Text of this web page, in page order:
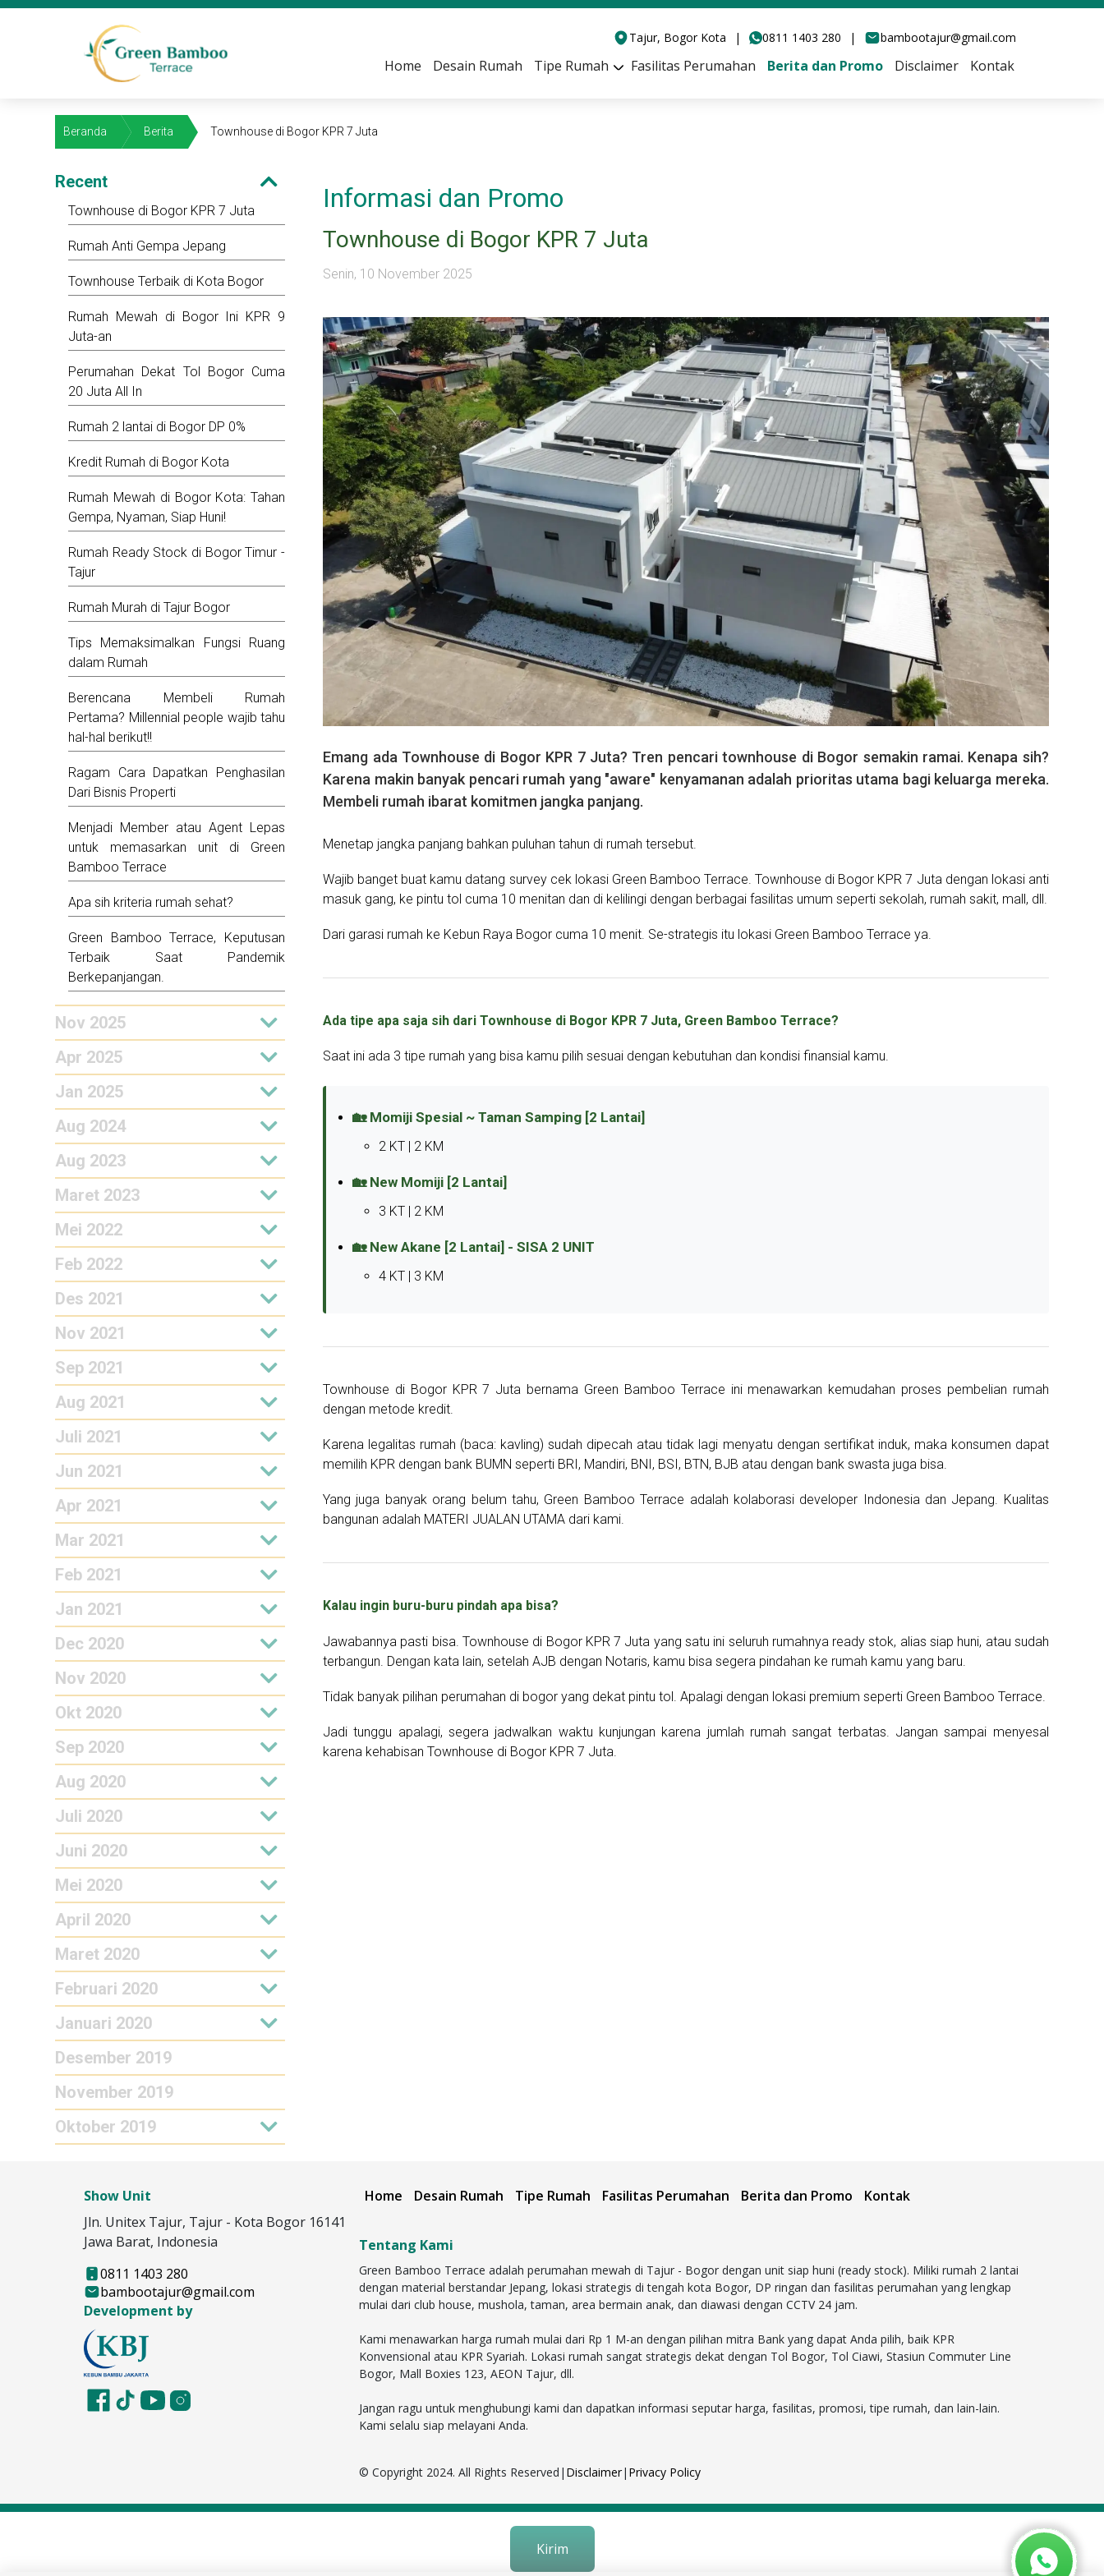
Tajur, Bogor Kota | 0811 1403 280 | bambootajur@gmail.com
Home Desain Rumah Tipe Rumah Fasilitas Perumahan Berita dan Promo Disclaimer Kontak
Beranda Berita Townhouse di Bogor KPR 7 Juta
Recent
Townhouse di Bogor KPR 7 Juta
Rumah Anti Gempa Jepang
Townhouse Terbaik di Kota Bogor
Rumah Mewah di Bogor Ini KPR 9
Juta-an
Perumahan Dekat Tol Bogor Cuma
20 Juta All In
Rumah 2 lantai di Bogor DP 0%
Kredit Rumah di Bogor Kota
Rumah Mewah di Bogor Kota: Tahan
Gempa, Nyaman, Siap Huni!
Rumah Ready Stock di Bogor Timur -
Tajur
Rumah Murah di Tajur Bogor
Tips Memaksimalkan Fungsi Ruang
dalam Rumah
Berencana Membeli Rumah
Pertama? Millennial people wajib tahu
hal-hal berikut!!
Ragam Cara Dapatkan Penghasilan
Dari Bisnis Properti
Menjadi Member atau Agent Lepas
untuk memasarkan unit di Green
Bamboo Terrace
Apa sih kriteria rumah sehat?
Green Bamboo Terrace, Keputusan
Terbaik Saat Pandemik
Berkepanjangan.
Nov 2025
Apr 2025
Jan 2025
Aug 2024
Aug 2023
Maret 2023
Mei 2022
Feb 2022
Des 2021
Nov 2021
Sep 2021
Aug 2021
Juli 2021
Jun 2021
Apr 2021
Mar 2021
Feb 2021
Jan 2021
Dec 2020
Nov 2020
Okt 2020
Sep 2020
Aug 2020
Juli 2020
Juni 2020
Mei 2020
April 2020
Maret 2020
Februari 2020
Januari 2020
Desember 2019
November 2019
Oktober 2019
Informasi dan Promo
Townhouse di Bogor KPR 7 Juta
Senin, 10 November 2025
Emang ada Townhouse di Bogor KPR 7 Juta? Tren pencari townhouse di Bogor semakin ramai. Kenapa sih?
Karena makin banyak pencari rumah yang "aware" kenyamanan adalah prioritas utama bagi keluarga mereka.
Membeli rumah ibarat komitmen jangka panjang.
Menetap jangka panjang bahkan puluhan tahun di rumah tersebut.
Wajib banget buat kamu datang survey cek lokasi Green Bamboo Terrace. Townhouse di Bogor KPR 7 Juta dengan lokasi anti
masuk gang, ke pintu tol cuma 10 menitan dan di kelilingi dengan berbagai fasilitas umum seperti sekolah, rumah sakit, mall, dll.
Dari garasi rumah ke Kebun Raya Bogor cuma 10 menit. Se-strategis itu lokasi Green Bamboo Terrace ya.
Ada tipe apa saja sih dari Townhouse di Bogor KPR 7 Juta, Green Bamboo Terrace?
Saat ini ada 3 tipe rumah yang bisa kamu pilih sesuai dengan kebutuhan dan kondisi finansial kamu.
🏡 Momiji Spesial ~ Taman Samping [2 Lantai]
2 KT | 2 KM
🏡 New Momiji [2 Lantai]
3 KT | 2 KM
🏡 New Akane [2 Lantai] - SISA 2 UNIT
4 KT | 3 KM
Townhouse di Bogor KPR 7 Juta bernama Green Bamboo Terrace ini menawarkan kemudahan proses pembelian rumah
dengan metode kredit.
Karena legalitas rumah (baca: kavling) sudah dipecah atau tidak lagi menyatu dengan sertifikat induk, maka konsumen dapat
memilih KPR dengan bank BUMN seperti BRI, Mandiri, BNI, BSI, BTN, BJB atau dengan bank swasta juga bisa.
Yang juga banyak orang belum tahu, Green Bamboo Terrace adalah kolaborasi developer Indonesia dan Jepang. Kualitas
bangunan adalah MATERI JUALAN UTAMA dari kami.
Kalau ingin buru-buru pindah apa bisa?
Jawabannya pasti bisa. Townhouse di Bogor KPR 7 Juta yang satu ini seluruh rumahnya ready stok, alias siap huni, atau sudah
terbangun. Dengan kata lain, setelah AJB dengan Notaris, kamu bisa segera pindahan ke rumah kamu yang baru.
Tidak banyak pilihan perumahan di bogor yang dekat pintu tol. Apalagi dengan lokasi premium seperti Green Bamboo Terrace.
Jadi tunggu apalagi, segera jadwalkan waktu kunjungan karena jumlah rumah sangat terbatas. Jangan sampai menyesal
karena kehabisan Townhouse di Bogor KPR 7 Juta.
Show Unit
Jln. Unitex Tajur, Tajur - Kota Bogor 16141
Jawa Barat, Indonesia
0811 1403 280
bambootajur@gmail.com
Development by
Home Desain Rumah Tipe Rumah Fasilitas Perumahan Berita dan Promo Kontak
Tentang Kami
Green Bamboo Terrace adalah perumahan mewah di Tajur - Bogor dengan unit siap huni (ready stock). Miliki rumah 2 lantai
dengan material berstandar Jepang, lokasi strategis di tengah kota Bogor, DP ringan dan fasilitas perumahan yang lengkap
mulai dari club house, mushola, taman, area bermain anak, dan diawasi dengan CCTV 24 jam.
Kami menawarkan harga rumah mulai dari Rp 1 M-an dengan pilihan mitra Bank yang dapat Anda pilih, baik KPR
Konvensional atau KPR Syariah. Lokasi rumah sangat strategis dekat dengan Tol Bogor, Tol Ciawi, Stasiun Commuter Line
Bogor, Mall Boxies 123, AEON Tajur, dll.
Jangan ragu untuk menghubungi kami dan dapatkan informasi seputar harga, fasilitas, promosi, tipe rumah, dan lain-lain.
Kami selalu siap melayani Anda.
© Copyright 2024. All Rights Reserved | Disclaimer| Privacy Policy
Kirim